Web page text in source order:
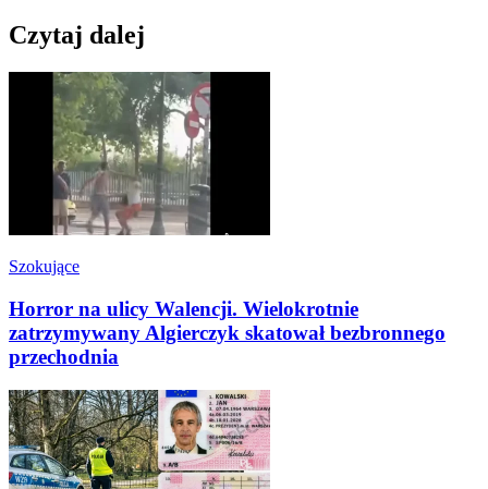
Czytaj dalej
Szokujące
Horror na ulicy Walencji. Wielokrotnie
zatrzymywany Algierczyk skatował bezbronnego
przechodnia